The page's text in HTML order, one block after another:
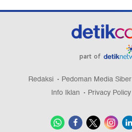
part of
Redaksi Pedoman Media Siber
Info Iklan
Privacy Policy